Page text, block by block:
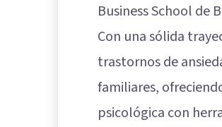
Business School de
Con una sólida
trastornos de
familiares,
psicológica con